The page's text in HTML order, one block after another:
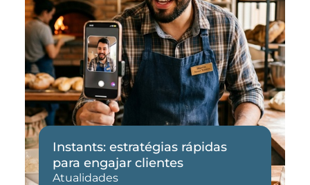
Instants: estratégias rápidas
para engajar clientes
Atualidades